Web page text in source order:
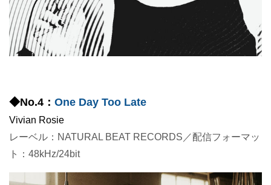
◆No.4： One Day Too Late
Vivian Rosie
レーベル：NATURAL BEAT RECORDS／配信フォーマッ
ト：48kHz/24bit